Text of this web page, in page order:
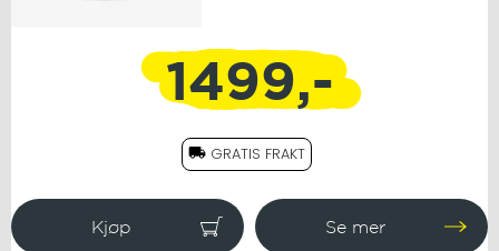
1499,-
GRATIS FRAKT